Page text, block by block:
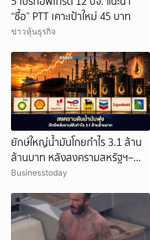
“ซื้อ” PTT เคาะเป้าใหม่ 45 บาท
ข่าวหุ้นธุรกิจ
ยักษ์ใหญ่น้ำมันโกยกำไร 3.1 ล้าน
ล้านบาท หลังสงครามสหรัฐฯ–
อิหร่านดันราคาพลังงานพุ่ง
Businesstoday